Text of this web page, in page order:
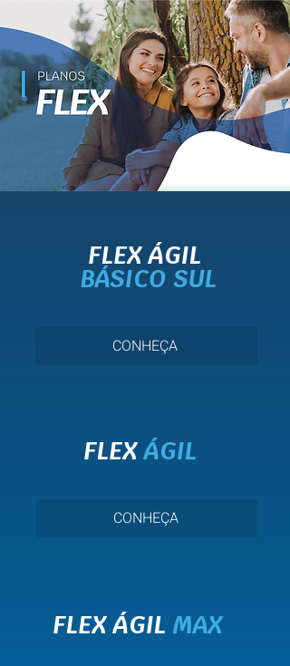
FLEX ÁGIL
BÁSICO SUL
CONHEÇA
FLEXÁGIL
CONHEÇA
FLEX ÁGIL MAX